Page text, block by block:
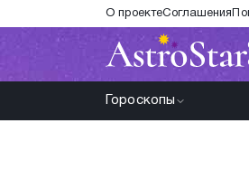
О проектеСоглашения
Гороскопы